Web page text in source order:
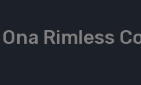
Ona Rimless